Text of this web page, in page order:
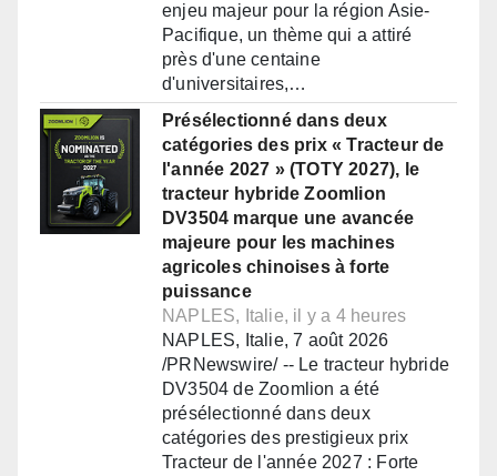
enjeu majeur pour la région Asie-
Pacifique, un thème qui a attiré
près d'une centaine
d'universitaires,…
Présélectionné dans deux
catégories des prix « Tracteur de
l'année 2027 » (TOTY 2027), le
tracteur hybride Zoomlion
DV3504 marque une avancée
majeure pour les machines
agricoles chinoises à forte
puissance
NAPLES, Italie, il y a 4 heures
NAPLES, Italie, 7 août 2026
/PRNewswire/ -- Le tracteur hybride
DV3504 de Zoomlion a été
présélectionné dans deux
catégories des prestigieux prix
Tracteur de l'année 2027 : Forte